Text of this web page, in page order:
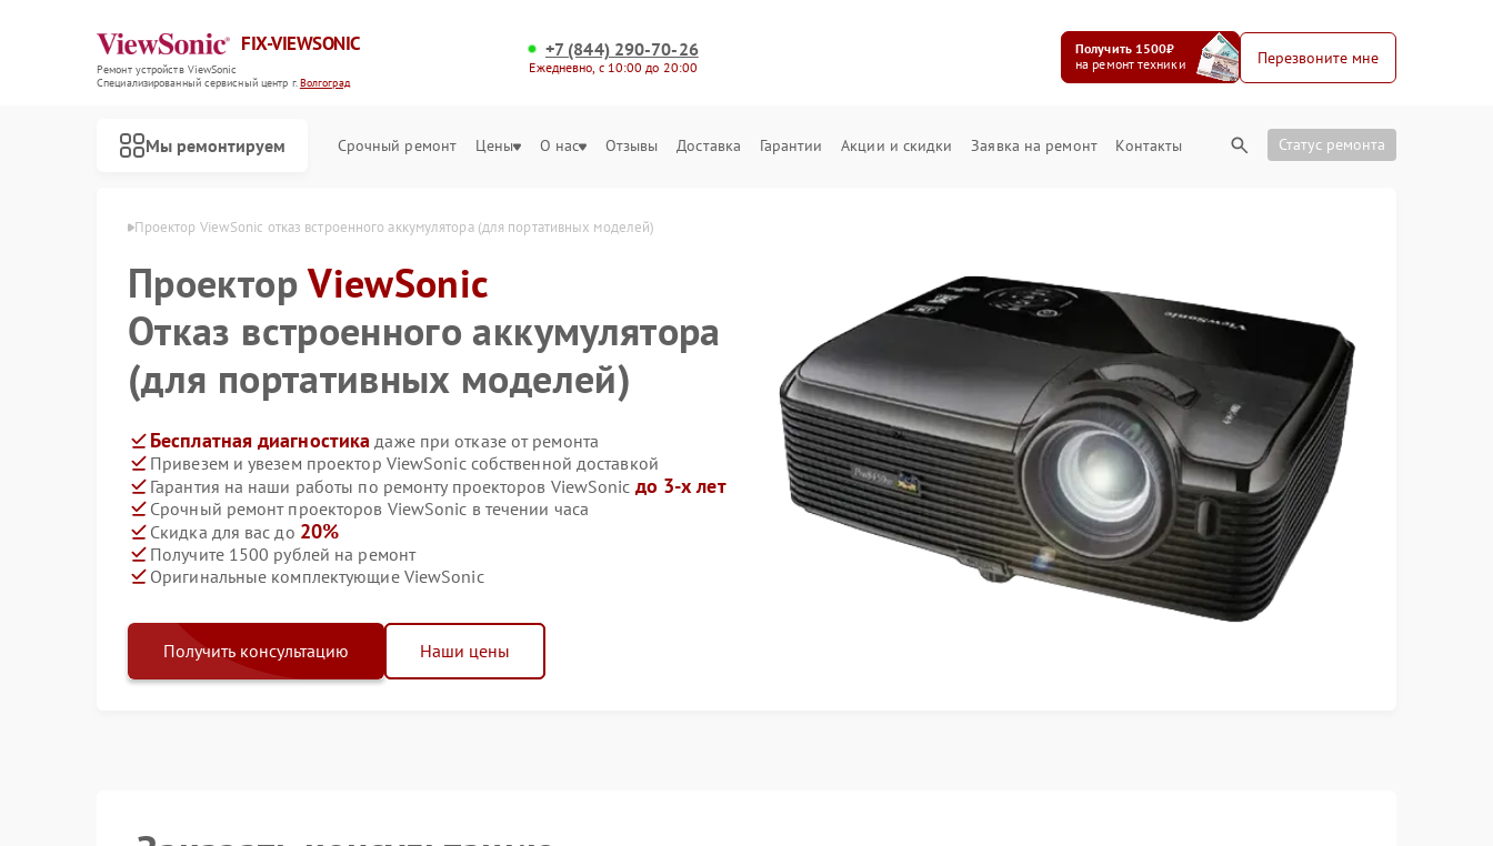
FIX-VIEWSONIC
Ремонт устройств ViewSonic
Специализированный cервисный центр г.Волгоград
+7 (844) 290-70-26
Ежедневно, с 10:00 до 20:00
Получить 1500₽
на ремонт техники
Перезвоните мне
Мы ремонтируем Срочный ремонт Цены О нас Отзывы Доставка Гарантии Акции и скидки Заявка на ремонт Контакты Статус ремонта
Проектор ViewSonic отказ встроенного аккумулятора (для портативных моделей)
ПроекторViewSonic
Отказ встроенного аккумулятора
(для портативных моделей)
Бесплатная диагностика даже при отказе от ремонта
Привезем и увезем проектор ViewSonic собственной доставкой
Гарантия на наши работы по ремонту проекторов ViewSonic до 3-х лет
Срочный ремонт проекторов ViewSonic в течении часа
Скидка для вас до 20%
Получите 1500 рублей на ремонт
Оригинальные комплектующие ViewSonic
Получить консультацию Наши цены